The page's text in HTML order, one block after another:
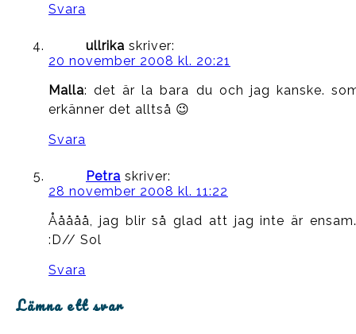
Svara
ullrika skriver:
20 november 2008 kl. 20:21
Malla: det är la bara du och jag kanske.
erkänner det alltså 😉
Svara
Petra skriver:
28 november 2008 kl. 11:22
Ååååå, jag blir så glad att jag inte är
:D// Sol
Svara
Lämna ett svar